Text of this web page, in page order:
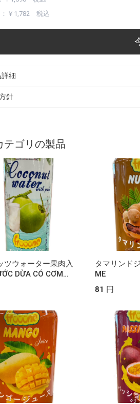
：￥1,782 税込
細
針
テゴリの製品
ツウォーター果肉入
DỪA CÓ CƠM
タマリンド
ME
81 円